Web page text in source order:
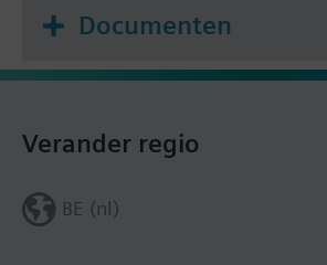
Documenten
Verander regio
BE (nl)